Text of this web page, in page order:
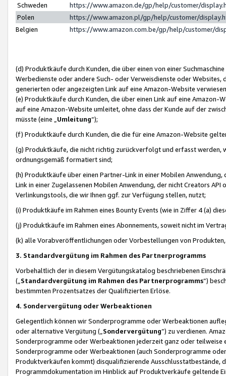
Schweden
https://www.amazon.de/gp/help/customer/
Polen
https://www.amazon.pl/gp/help/customer/
Belgien
https://www.amazon.com.be/gp/help/customer/
(d) Produktkäufe durch Kunden, die über einen von einer
Werbedienste oder andere Such- oder Verweisdienste oder Websites,
generierten oder angezeigten Link auf eine Amazon-Website
(e) Produktkäufe durch Kunden, die über einen Link auf eine
auf eine Amazon-Website umleitet, ohne dass der Kunde auf der
müsste (eine „ Umleitung“);
(f) Produktkäufe durch Kunden, die die für eine Amazon-Website
(g) Produktkäufe, die nicht richtig zurückverfolgt und erfasst werden,
ordnungsgemäß formatiert sind;
(h) Produktkäufe über einen Partner-Link in einer Mobilen
Link in einer Zugelassenen Mobilen Anwendung, der nicht Creators
Verlinkungstools, die wir Ihnen ggf. zur Verfügung stellen, nutzt;
(i) Produktkäufe im Rahmen eines Bounty Events (wie in Ziffer 4 (a)
(j) Produktkäufe im Rahmen eines Abonnements, soweit nicht im
(k) alle Vorabveröffentlichungen oder Vorbestellungen von
3. Standardvergütung im Rahmen des Partnerprogramms
Vorbehaltlich der in diesem Vergütungskatalog beschriebenen
(„ Standardvergütung im Rahmen des Partnerprogramms“)
bestimmten Prozentsatzes der Qualifizierten Erlöse.
4. Sondervergütung oder Werbeaktionen
Gelegentlich können wir Sonderprogramme oder Werbeaktionen
oder alternative Vergütung („ Sondervergütung”) zu verdienen.
Sonderprogramme oder Werbeaktionen jederzeit ganz oder
Sonderprogramme oder Werbeaktionen (auch Sonderprogramme
Produktverkäufen kommt) disqualifizierende Ausschlusstatbestände,
Programmdokumentation im Hinblick auf Produktverkäufe geltende